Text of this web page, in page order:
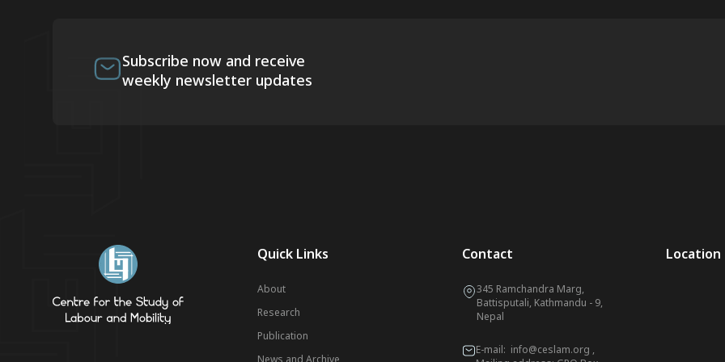
Subscribe now and receive
weekly newsletter updates
Quick Links
About
Research
Publication
News and Archive
Contact
345 Ramchandra Marg,
Battisputali, Kathmandu - 9,
Nepal
E-mail: info@ceslam.org ,
Location